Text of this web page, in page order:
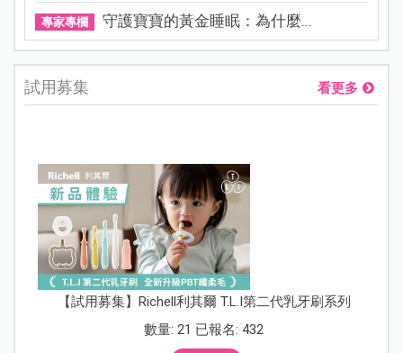
專家專欄 守護寶寶的黃金睡眠：為什麼...
試用募集 看更多
【試用募集】Richell利其爾 T.L.I第二代乳牙刷系列
數量: 21 已報名: 432